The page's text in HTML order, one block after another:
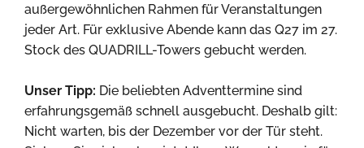
außergewöhnlichen Rahmen für Veranstaltungen
jeder Art. Für exklusive Abende kann das Q27 im 27.
Stock des QUADRILL-Towers gebucht werden.
Unser Tipp: Die beliebten Adventtermine sind
erfahrungsgemäß schnell ausgebucht. Deshalb gilt:
Nicht warten, bis der Dezember vor der Tür steht.